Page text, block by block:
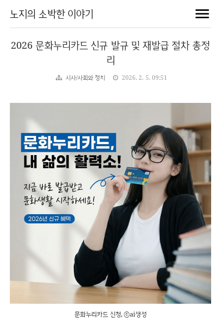
노지의 소박한 이야기
2026 문화누리카드 신규 발규 및 재발급 절차 총정
리
시사/사회와 정치 2026. 2. 5. 09:51
문화누리카드 신청, ⓒai생성